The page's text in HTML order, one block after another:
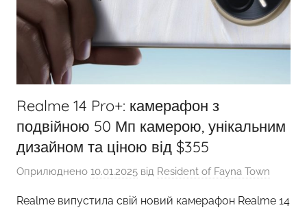
Realme 14 Pro+: камерафон з
подвійною 50 Мп камерою, унікальним
дизайном та ціною від $355
Оприлюднено 10.01.2025 від Resident of Fayna Town
Realme випустила свій новий камерафон Realme 14